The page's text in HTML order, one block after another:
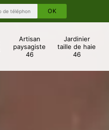
Artisan
paysagiste
46
Jardinier
taille de haie
46